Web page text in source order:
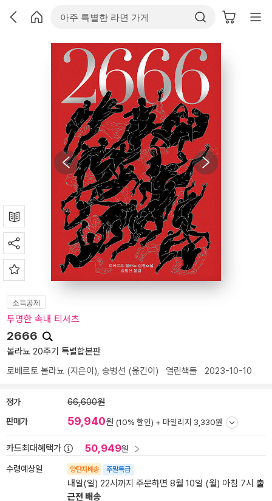
소득공제
투명한 속내 티셔츠
2666
볼라뇨 20주기 특별합본판
로베르토 볼라뇨 (지은이), 송병선 (옮긴이) 열린책들 2023-10-10
정가 66,600원
판매가 59,940원 (10% 할인) + 마일리지 3,330원
카드최대혜택가 50,949원
수령예상일 양탄자배송 주말특급
내일(일) 22시까지 주문하면 8월 10일 (월) 아침 7시 출
근전 배송